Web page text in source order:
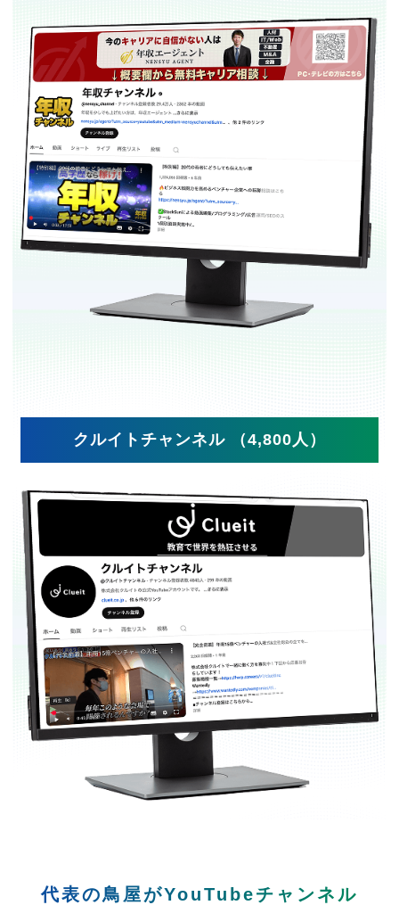
クルイトチャンネル （4,800人）
代表の鳥屋がYouTubeチャンネル